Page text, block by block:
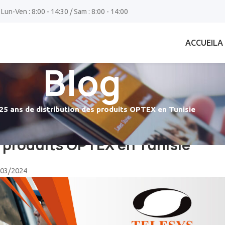
Ven : 8:00 - 14:30 / Sam : 8:00 - 14:00
ACCUEILA
Blog
25 ans de distribution des produits OPTEX en Tunisie
OPTEX en Tunisie
2024